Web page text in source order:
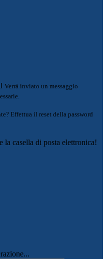
Verrà inviato un messaggio
Effettua il reset della password
casella di posta elettronica!